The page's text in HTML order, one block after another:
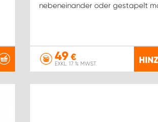
nebeneinander oder gestapelt
49€
EXKL. 17 % MWST.